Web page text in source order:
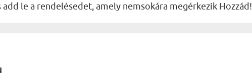
le a rendelésedet, amely nemsokára megérkezik Hozzád!